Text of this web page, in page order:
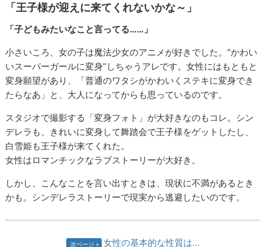
「王子様が迎えに来てくれないかな～」
「子どもみたいなこと言ってる……」
小さいころ、女の子は魔法少女のアニメが好きでした。“かわい
いスーパーガールに変身”しちゃうアレです。女性にはもともと
変身願望があり、「普通のワタシがかわいくステキに変身でき
たらなあ」と、大人になってからも思っているのです。
スタジオで撮影する「変身フォト」が大好きなのもコレ。シン
デレラも、きれいに変身して舞踏会で王子様をゲットしたし、
白雪姫も王子様が来てくれた。
女性はロマンチックなラブストーリーが大好き。
しかし、こんなことを言い出すときは、現状に不満があるとき
かも。シンデレラストーリーで現実から逃避したいのです。
次ページ 女性の基本的な性質は…